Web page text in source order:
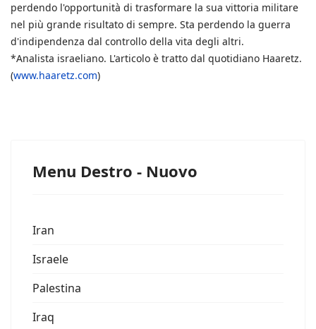
perdendo l'opportunità di trasformare la sua vittoria militare
nel più grande risultato di sempre. Sta perdendo la guerra
d'indipendenza dal controllo della vita degli altri.
*Analista israeliano. L'articolo è tratto dal quotidiano Haaretz.
(www.haaretz.com)
Menu Destro - Nuovo
Iran
Israele
Palestina
Iraq